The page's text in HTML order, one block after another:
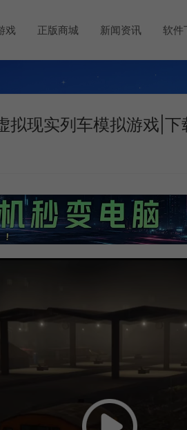
戏 正版商城 新闻资讯 软件
拟现实列车模拟游戏|下